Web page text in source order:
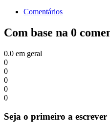
Comentários
Com base na 0
0.0 em geral
0
0
0
0
0
Seja o primeiro a